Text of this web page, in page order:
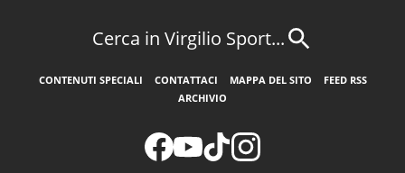
Cerca in Virgilio Sport...
CONTENUTI SPECIALI CONTATTACI MAPPA DEL SITO
FEED RSS
ARCHIVIO